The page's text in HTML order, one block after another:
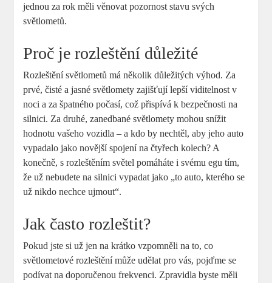
jednou za rok ⁣měli věnovat pozornost stavu svých
‍světlometů.
Proč⁢ je rozleštění důležité
Rozleštění světlometů má několik důležitých výhod. Za
prvé, čisté a jasné světlomety zajišťují lepší viditelnost v
noci a za špatného počasí, což přispívá k ​bezpečnosti‍ na
silnici. Za druhé, zanedbané světlomety mohou snížit
hodnotu vašeho vozidla – a kdo by nechtěl, aby jeho auto
vypadalo jako novější spojení na čtyřech kolech? A
konečně, s‌ rozleštěním světel pomáháte i svému egu ‌tím,
že už nebudete na silnici vypadat jako „to auto, kterého se
už nikdo nechce ujmout“.
Jak často rozleštit?
Pokud jste si už jen na krátko vzpomněli na to, co
světlometové rozleštění může udělat pro vás, pojďme se
podívat na doporučenou frekvenci. Zpravidla⁢ byste měli